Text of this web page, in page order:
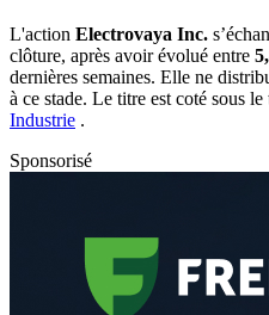
L'action Electrovaya Inc.
clôture, après avoir évolué entre
dernières semaines. Elle ne
à ce stade. Le titre est coté sous
Industrie .
Sponsorisé